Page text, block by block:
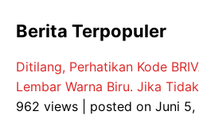
Berita Terpopuler
Ditilang, Perhatikan Kode
Lembar Warna Biru. Jika
962 views
posted on Juni 5,